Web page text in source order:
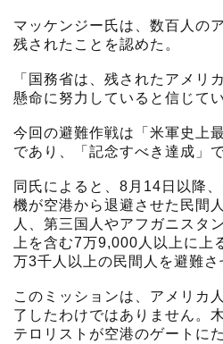
マッケンジー氏は、数百人の
残されたことを認めた。
「国務省は、残されたアメリ
懸命に努力していると信じてい
今回の避難作戦は「米軍史上
であり、「記念すべき達成」
同氏によると、8月14日以降
機が空港から退避させた民間
人、第三国人やアフガニスタ
上を含む7万9,000人以上に上
万3千人以上の民間人を避難さ
このミッションは、アメリカ
了したわけではありません。
テロリストが空港のゲートに